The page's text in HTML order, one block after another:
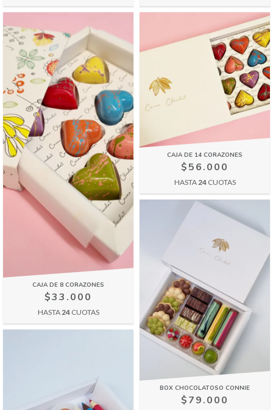
CAJA DE 8 CORAZONES
$33.000
HASTA 24CUOTAS
CAJA DE 14 CORAZONES
$56.000
HASTA24CUOTAS
BOX CHOCOLATOSO CONNIE
$79.000